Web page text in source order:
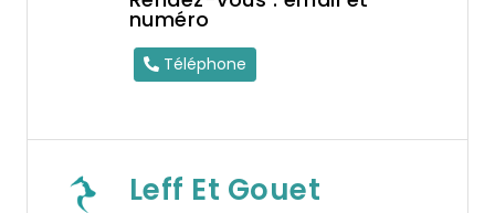
numéro
Téléphone
Leff Et Gouet